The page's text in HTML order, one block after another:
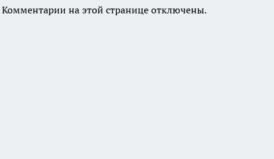
Комментарии на этой странице отключены.